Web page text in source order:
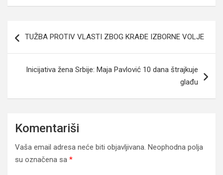
članaka
TUŽBA PROTIV VLASTI ZBOG KRAĐE IZBORNE VOLJE
Inicijativa žena Srbije: Maja Pavlović 10 dana štrajkuje
glađu
Komentariši
Vaša email adresa neće biti objavljivana. Neophodna polja
su označena sa *